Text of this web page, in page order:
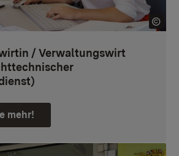
/ Verwaltungswirt
mehr!